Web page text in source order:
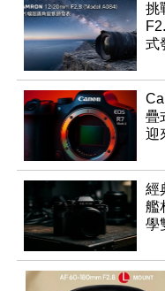
挑
式
疊
迎
經
艦
學